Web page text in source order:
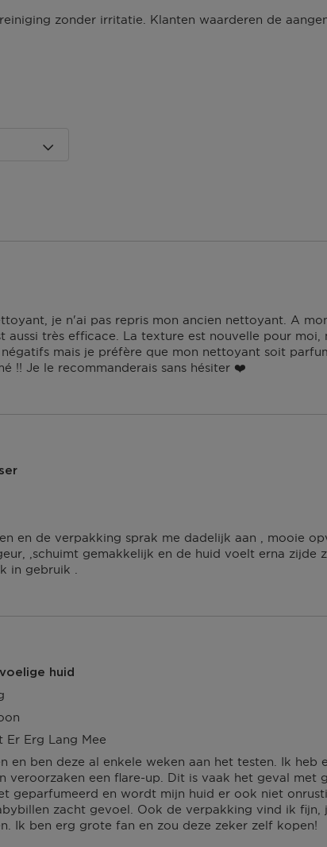
je dan nog
zonder irritatie. Klanten waarderen de
je n'ai pas repris mon ancien nettoyant. A
aussi très efficace. La texture est nouvelle pour moi,
mais je préfère que mon nettoyant soit
!! Je le recommanderais sans hésiter ❤️
en de verpakking sprak me dadelijk aan , mooie
,schuimt gemakkelijk en de huid voelt erna zijde
in gebruik .
huid
en ben deze al enkele weken aan het testen. Ik heb
veroorzaken een flare-up. Dit is vaak het geval met
geparfumeerd en wordt mijn huid er ook niet
zacht gevoel. Ook de verpakking vind ik fijn,
Ik ben erg grote fan en zou deze zeker zelf kopen!
Er Erg Lang Mee